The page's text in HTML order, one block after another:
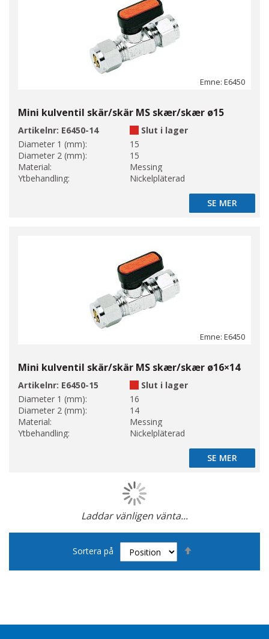
Emne: E6450
Mini kulventil skär/skär MS skær/skær ø15
Artikelnr: E6450-14
Slut i lager
Diameter 1 (mm):
15
Diameter 2 (mm):
15
Material:
Messing
Ytbehandling:
Nickelpläterad
SE MER
SE MER
Emne: E6450
Mini kulventil skär/skär MS skær/skær ø16×14
Artikelnr: E6450-15
Slut i lager
Diameter 1 (mm):
16
Diameter 2 (mm):
14
Material:
Messing
Ytbehandling:
Nickelpläterad
SE MER
SE MER
Laddar vänligen vänta...
Page
Sortera på